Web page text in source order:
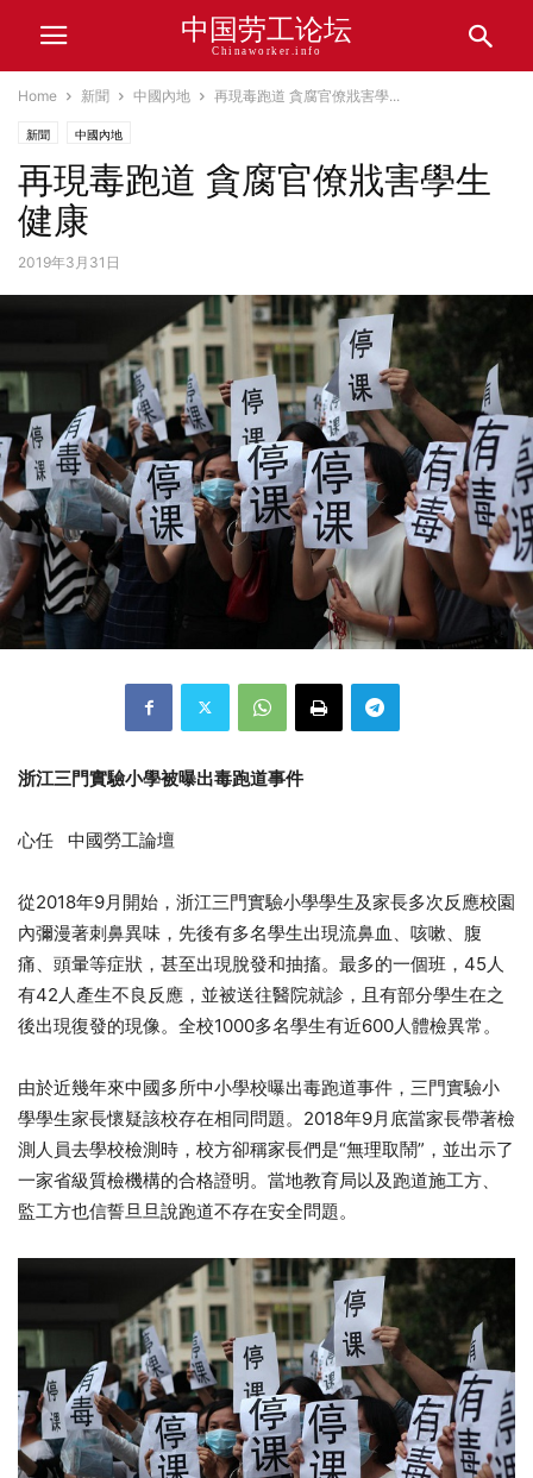
中国劳工论坛
Chinaworker.info
Home 新聞 中國內地 再現毒跑道 貪腐官僚戕害學...
新聞 中國內地
再現毒跑道 貪腐官僚戕害學生
健康
2019年3月31日
浙江三門實驗小學被曝出毒跑道事件
心任 中國勞工論壇
從2018年9月開始，浙江三門實驗小學學生及家長多次反應校園
內彌漫著刺鼻異味，先後有多名學生出現流鼻血、咳嗽、腹
痛、頭暈等症狀，甚至出現脫發和抽搐。最多的一個班，45人
有42人產生不良反應，並被送往醫院就診，且有部分學生在之
後出現復發的現像。全校1000多名學生有近600人體檢異常。
由於近幾年來中國多所中小學校曝出毒跑道事件，三門實驗小
學學生家長懷疑該校存在相同問題。2018年9月底當家長帶著檢
測人員去學校檢測時，校方卻稱家長們是“無理取鬧”，並出示了
一家省級質檢機構的合格證明。當地教育局以及跑道施工方、
監工方也信誓旦旦說跑道不存在安全問題。